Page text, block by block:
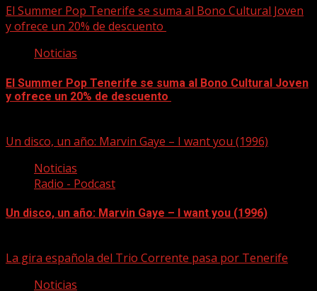
El Summer Pop Tenerife se suma al Bono Cultural Joven
y ofrece un 20% de descuento
Noticias
El Summer Pop Tenerife se suma al Bono Cultural Joven
y ofrece un 20% de descuento
Un disco, un año: Marvin Gaye – I want you (1996)
Noticias
Radio - Podcast
Un disco, un año: Marvin Gaye – I want you (1996)
La gira española del Trio Corrente pasa por Tenerife
Noticias